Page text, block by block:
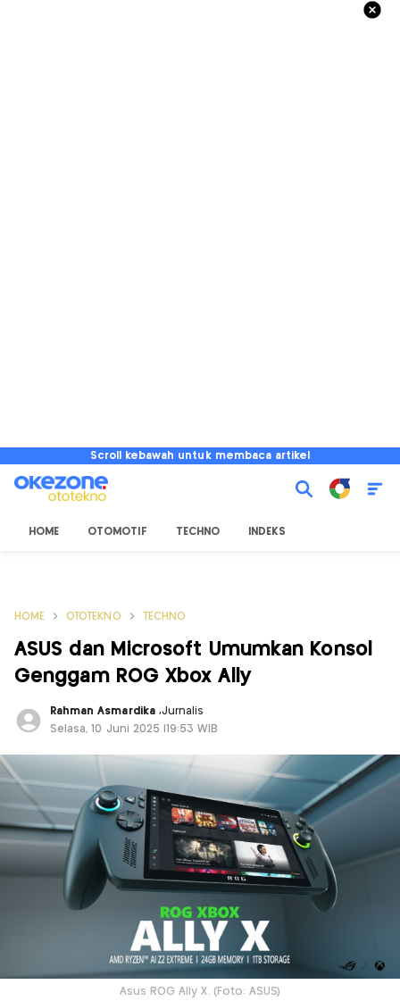
Scroll kebawah untuk membaca artikel
HOME OTOMOTIF TECHNO INDEKS
HOME OTOTEKNO TECHNO
ASUS dan Microsoft Umumkan Konsol
Genggam ROG Xbox Ally
Rahman Asmardika ,Jurnalis
Selasa, 10 Juni 2025 |19:53 WIB
Asus ROG Ally X. (Foto: ASUS)